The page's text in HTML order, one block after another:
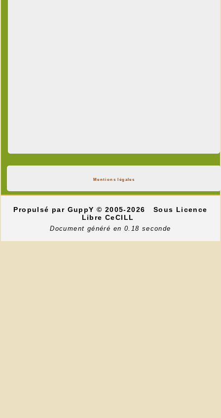
Mentions légales
Propulsé par GuppY© 2005-2026
Sous Licence
Libre CeCILL
Document généré en 0.18 seconde